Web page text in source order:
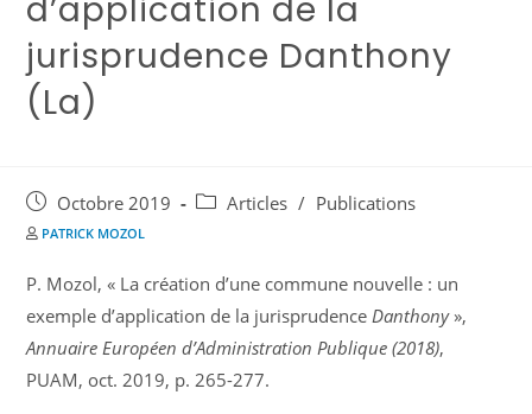
d’application de la
jurisprudence Danthony
(La)
Octobre 2019 Articles / Publications
PATRICK MOZOL
P. Mozol, « La création d’une commune nouvelle : un
exemple d’application de la jurisprudenceDanthony»,
Annuaire Européen d’Administration Publique (2018),
PUAM, oct. 2019, p. 265-277.